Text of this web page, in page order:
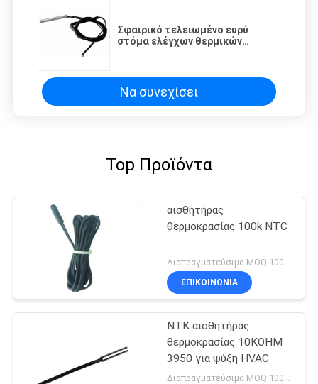
Σφαιρικό τελειωμένο ευρύ
στόμα ελέγχων θερμικών
Να συνεχίσει
Top Προϊόντα
αισθητήρας
θερμοκρασίας 100k NTC
ΕΠΙΚΟΙΝΩΝΊΑ
ΝΤΚ αισθητήρας
θερμοκρασίας 10KOHM
3950 για ψύξη HVAC